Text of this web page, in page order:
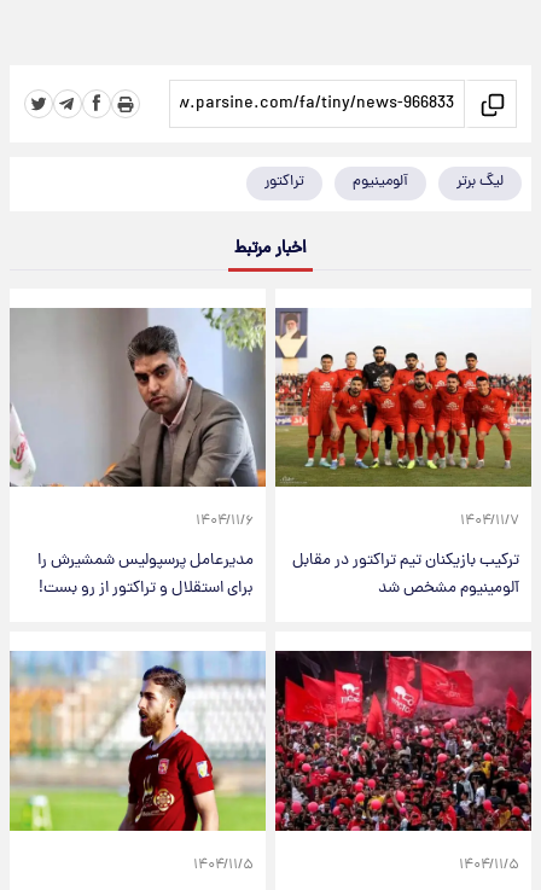
لیگ برتر آلومینیوم تراکتور
اخبار مرتبط
۱۴۰۴/۱۱/۷
ترکیب بازیکنان تیم تراکتور در مقابل
آلومینیوم مشخص شد
۱۴۰۴/۱۱/۶
مدیرعامل پرسپولیس شمشیرش را
برای استقلال و تراکتور از رو بست!
۱۴۰۴/۱۱/۵ ۱۴۰۴/۱۱/۵